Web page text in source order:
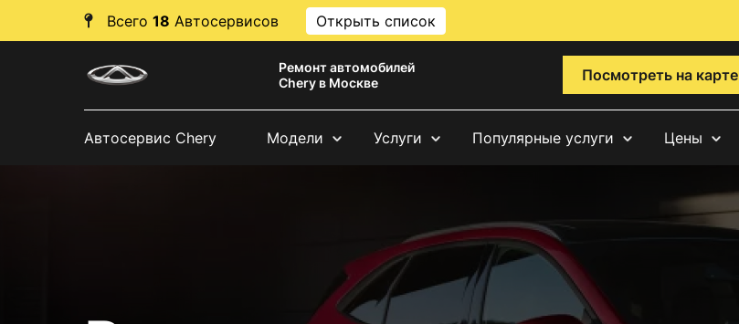
Всего 18 Автосервисов Открыть список
Ремонт автомобилей
Chery в Москве
Посмотреть на карте
Автосервис Chery Модели Услуги Популярные услуги Цены